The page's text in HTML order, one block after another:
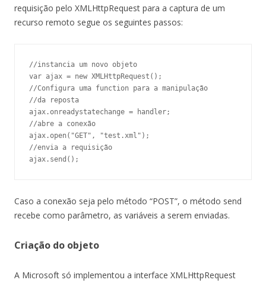
requisição pelo XMLHttpRequest para a captura de um
recurso remoto segue os seguintes passos:
//instancia um novo objeto
var ajax = new XMLHttpRequest();
//Configura uma function para a manipulação
//da reposta
ajax.onreadystatechange = handler;
//abre a conexão
ajax.open("GET", "test.xml");
//envia a requisição
Caso a conexão seja pelo método “POST”, o método send
recebe como parâmetro, as variáveis a serem enviadas.
Criação do objeto
A Microsoft só implementou a interface XMLHttpRequest